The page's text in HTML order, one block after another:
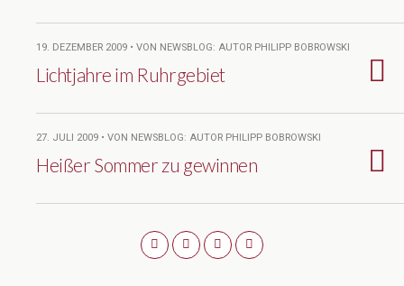
19. DEZEMBER 2009 • VON NEWSBLOG: AUTOR PHILIPP BOBROWSKI
Lichtjahre im Ruhrgebiet
27. JULI 2009 • VON NEWSBLOG: AUTOR PHILIPP BOBROWSKI
Heißer Sommer zu gewinnen